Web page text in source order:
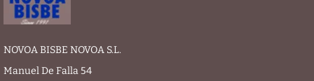
NOVOA BISBE NOVOA S.L.
Manuel De Falla 54